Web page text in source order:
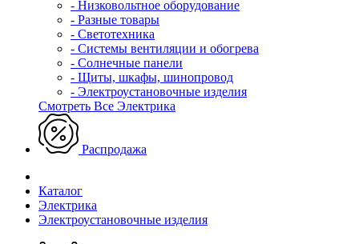
- Низковольтное оборудование
- Разные товары
- Светотехника
- Системы вентиляции и обогрева
- Солнечные панели
- Щиты, шкафы, шинопровод
- Электроустановочные изделия
Смотреть Все Электрика
Распродажа
Каталог
Электрика
Электроустановочные изделия